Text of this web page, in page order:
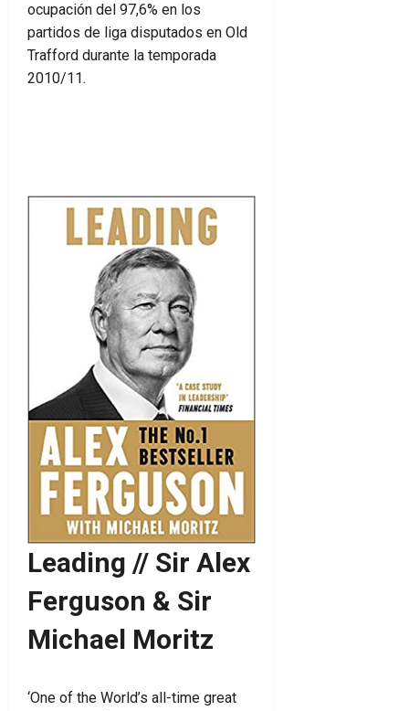
ocupación del 97,6% en los
partidos de liga disputados en Old
Trafford durante la temporada
2010/11.
Leading // Sir Alex
Ferguson & Sir
Michael Moritz
‘One of the World’s all-time great